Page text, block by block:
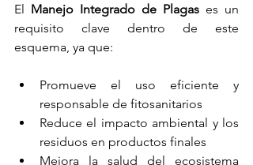
El Manejo Integrado de Plagas es un
requisito clave dentro de este
esquema, ya que:
Promueve el uso eficiente y
responsable de fitosanitarios
Reduce el impacto ambiental y los
residuos en productos finales
Mejora la salud del ecosistema